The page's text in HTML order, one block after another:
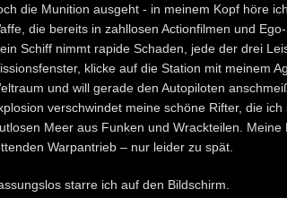
die Munition ausgeht - in meinem Kopf höre
die bereits in zahllosen Actionfilmen und
Schiff nimmt rapide Schaden, jede der drei
klicke auf die Station mit meinem
und will gerade den Autopiloten
verschwindet meine schöne Rifter, die
Meer aus Funken und Wrackteilen.
Warpantrieb – nur leider zu spät.
starre ich auf den Bildschirm.